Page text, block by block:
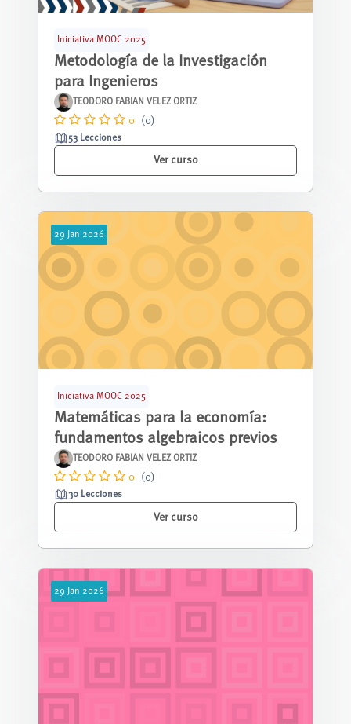
Iniciativa MOOC 2025
Metodología de la Investigación
para Ingenieros
TEODORO FABIAN VELEZ ORTIZ
0 (0)
53 Lecciones
Ver curso
29 Jan 2026
Iniciativa MOOC 2025
Matemáticas para la economía:
fundamentos algebraicos previos
TEODORO FABIAN VELEZ ORTIZ
0 (0)
30 Lecciones
Ver curso
29 Jan 2026